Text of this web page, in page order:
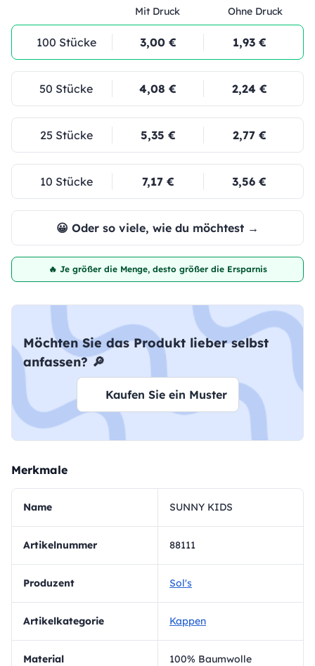
Mit Druck Ohne Druck
100 Stücke 3,00 € 1,93 €
50 Stücke 4,08 € 2,24 €
25 Stücke 5,35 € 2,77 €
10 Stücke 7,17 € 3,56 €
😀 Oder so viele, wie du möchtest →
🔥 Je größer die Menge, desto größer die Ersparnis
Möchten Sie das Produkt lieber selbst
anfassen? 🔎
Kaufen Sie ein Muster
Merkmale
Name SUNNY KIDS
Artikelnummer 88111
Produzent Sol's
Artikelkategorie Kappen
Material 100% Baumwolle